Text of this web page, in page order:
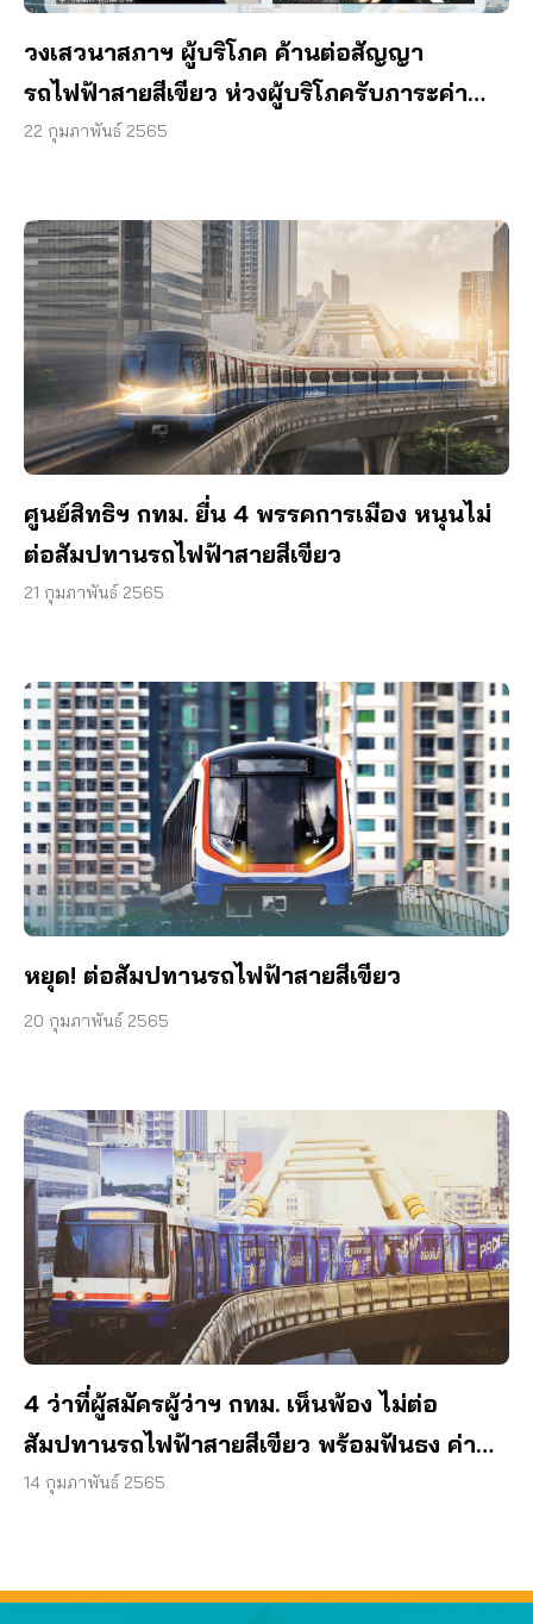
วงเสวนาสภาฯ ผู้บริโภค ค้านต่อสัญญา
รถไฟฟ้าสายสีเขียว ห่วงผู้บริโภครับภาระค่า
โดยสารแพง
22 กุมภาพันธ์ 2565
ศูนย์สิทธิฯ กทม. ยื่น 4 พรรคการเมือง หนุนไม่
ต่อสัมปทานรถไฟฟ้าสายสีเขียว
21 กุมภาพันธ์ 2565
หยุด! ต่อสัมปทานรถไฟฟ้าสายสีเขียว
20 กุมภาพันธ์ 2565
4 ว่าที่ผู้สมัครผู้ว่าฯ กทม. เห็นพ้อง ไม่ต่อ
สัมปทานรถไฟฟ้าสายสีเขียว พร้อมฟันธง ค่า
โดยสารต่ำกว่า 65 บาท ทำได้จริง!
14 กุมภาพันธ์ 2565